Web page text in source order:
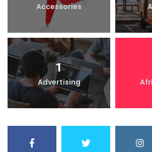
Accessories
1
Advertising